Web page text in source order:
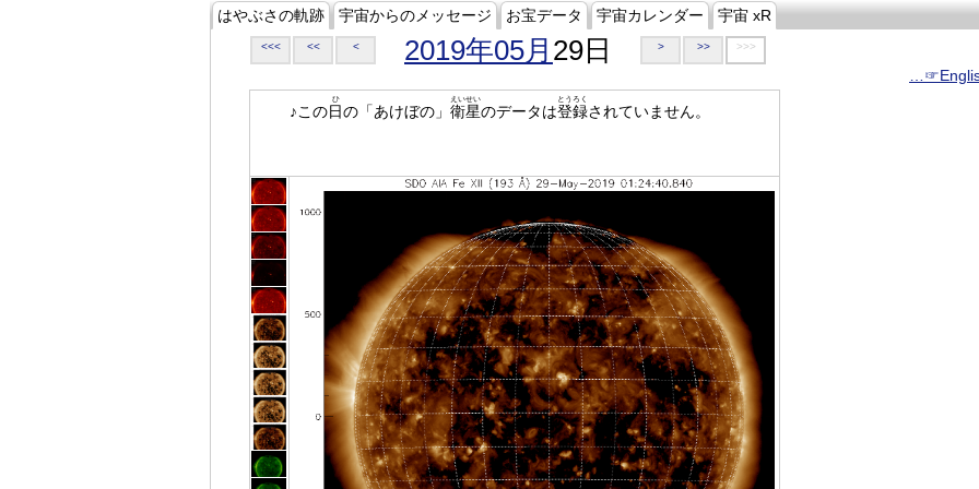
はやぶさの軌跡 宇宙からのメッセージ お宝データ 宇宙カレンダー 宇宙 xR
<<< << < 2019年05月 29日 > >> >>>
♪この日
ひ
の「あけぼの」 衛星
えいせい
のデータは登録
とうろく
されていません。